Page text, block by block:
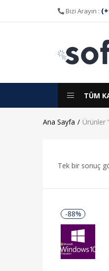
Bizi Arayın :
TÜM
Ana Sayfa Ürünler
Tek bir sonuç
-88%